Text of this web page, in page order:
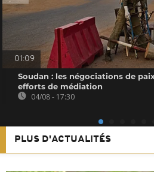
01:09
Soudan : les négociations de
efforts de médiation
04/08 - 17:30
PLUS D'ACTUALITÉS